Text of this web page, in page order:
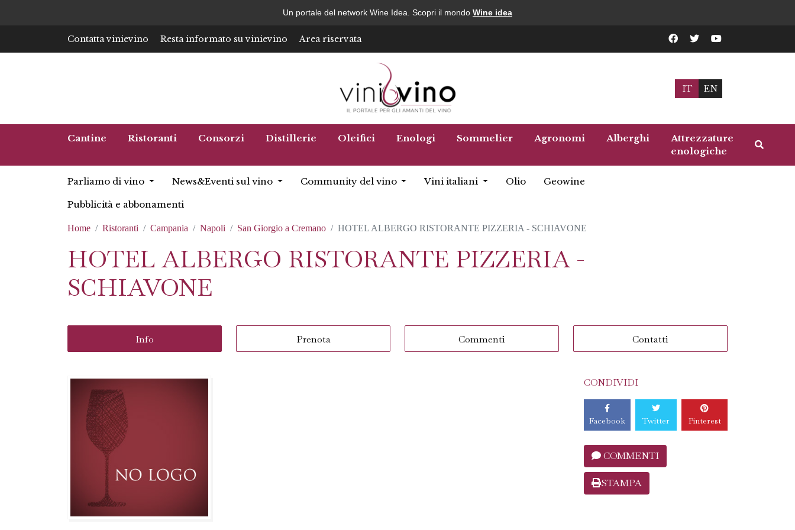
Un portale del network Wine Idea. Scopri il mondo Wine idea
Contatta vinievino Resta informato su vinievino Area riservata
IT EN
Cantine Ristoranti Consorzi Distillerie Oleifici Enologi Sommelier Agronomi Alberghi
Attrezzature
enologiche
Parliamo di vino News&Eventi sul vino Community del vino Vini italiani Olio Geowine
Pubblicità e abbonamenti
Home Ristoranti Campania Napoli San Giorgio a Cremano HOTEL ALBERGO RISTORANTE PIZZERIA - SCHIAVONE
HOTEL ALBERGO RISTORANTE PIZZERIA -
SCHIAVONE
Info Prenota Commenti Contatti
CONDIVIDI
Facebook Twitter Pinterest
COMMENTI
STAMPA